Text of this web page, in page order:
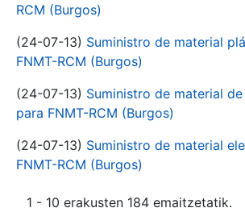
RCM (Burgos)
(24-07-13) Suministro de material
FNMT-RCM (Burgos)
(24-07-13) Suministro de material
para FNMT-RCM (Burgos)
(24-07-13) Suministro de material
FNMT-RCM (Burgos)
1 - 10 erakusten 184 emaitzetatik.